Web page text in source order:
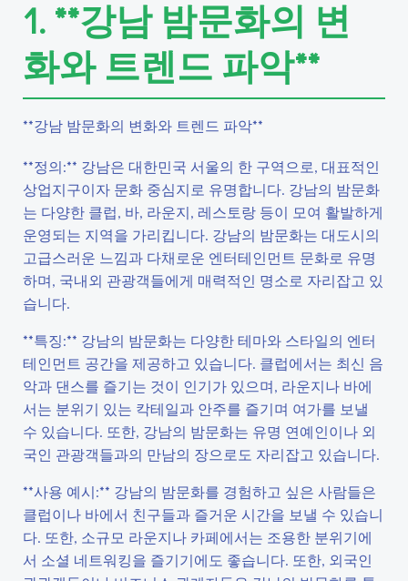
1. **강남 밤문화의 변
화와 트렌드 파악**
**강남 밤문화의 변화와 트렌드 파악**
**정의:** 강남은 대한민국 서울의 한 구역으로, 대표적인
상업지구이자 문화 중심지로 유명합니다. 강남의 밤문화
는 다양한 클럽, 바, 라운지, 레스토랑 등이 모여 활발하게
운영되는 지역을 가리킵니다. 강남의 밤문화는 대도시의
고급스러운 느낌과 다채로운 엔터테인먼트 문화로 유명
하며, 국내외 관광객들에게 매력적인 명소로 자리잡고 있
습니다.
**특징:** 강남의 밤문화는 다양한 테마와 스타일의 엔터
테인먼트 공간을 제공하고 있습니다. 클럽에서는 최신 음
악과 댄스를 즐기는 것이 인기가 있으며, 라운지나 바에
서는 분위기 있는 칵테일과 안주를 즐기며 여가를 보낼
수 있습니다. 또한, 강남의 밤문화는 유명 연예인이나 외
국인 관광객들과의 만남의 장으로도 자리잡고 있습니다.
**사용 예시:** 강남의 밤문화를 경험하고 싶은 사람들은
클럽이나 바에서 친구들과 즐거운 시간을 보낼 수 있습니
다. 또한, 소규모 라운지나 카페에서는 조용한 분위기에
서 소셜 네트워킹을 즐기기에도 좋습니다. 또한, 외국인